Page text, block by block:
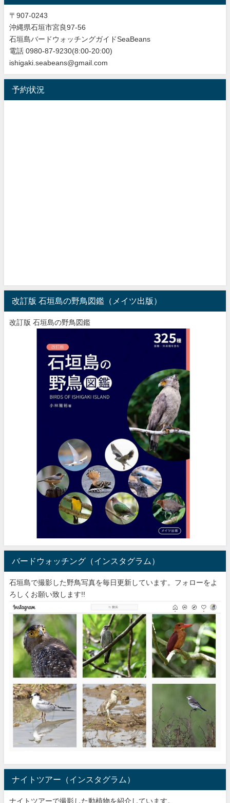
〒907-0243
沖縄県石垣市宮良97-56
石垣島バードウォッチングガイドSeaBeans
電話 0980-87-9230(8:00-20:00)
ishigaki.seabeans@gmail.com
予約状況
改訂版 石垣島の野鳥図鑑（メイツ出版）
改訂版 石垣島の野鳥図鑑
バードウォッチング（インスタグラム）
石垣島で撮影した野鳥写真を毎日更新しています。フォローをよ
ろしくお願い致します!!
ナイトツアー（インスタグラム）
ナイトツアーで撮影した動植物を紹介しています。